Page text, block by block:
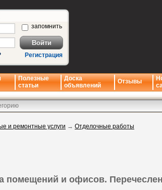
запомнить
Регистрация
Полезные
статьи
Доска
объявлений
Отзывы
и ремонтные услуги → Отделочные работы
помещений и офисов.